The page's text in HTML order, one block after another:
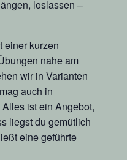
loslassen –
einer kurzen
nahe am
wir in Varianten
auch in
ist ein Angebot,
liegst du gemütlich
eine geführte